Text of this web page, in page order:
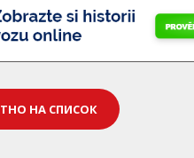
НА СПИСОК